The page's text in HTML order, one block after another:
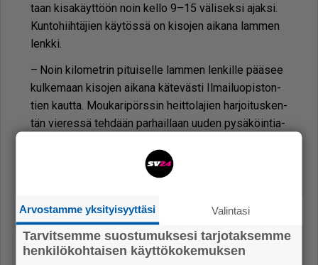
taan ki­sa­käyt­töön noin kel­lo 9–15 vä­li­sek­si ajak­si.
Kun­to­hiih­tä­jien käy­tös­sä on ki­so­jen ai­ka­na lam­men
lenk­ki.
– Noin ki­lo­met­rin pi­tui­sel­le lam­men len­kil­le pää­see
kul­ke­maan ki­so­jen ai­ka­na kä­te­väs­ti Il­mai­luo­pis­ton­
tien kaut­ta. Mou­ka­ri­pörs­sin heit­to­la­jien har­joi­tus­ken­
tän vie­res­sä teh­dään par­hail­laan uu­den py­sä­köin­ti­a­
kul­jet­ta­es­sa on syy­tä nou­dat­taa va­ro­vai­suut­ta,
muis­tut­taa kau­pun­gin lii­kun­ta­paik­ka­vas­taa­va
Li­sä­tie­to­ja hiih­to­la­duis­ta löy­tyy Po­rin kau­pun­gin
verk­ko­si­vuil­ta. Ajan­ta­sai­nen tie­to la­tu­jen kun­nos­ta
päi­vit­tyy Po­rin ul­ko­lii­kun­nan olo­suh­de­pal­ve­luun
Arvostamme yksityisyyttäsi Valintasi
Tarvitsemme suostumuksesi tarjotaksemme
henkilökohtaisen käyttökokemuksen